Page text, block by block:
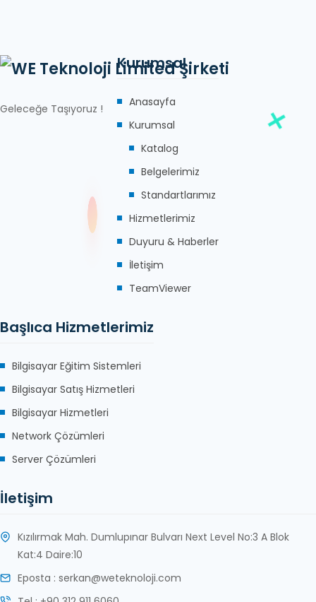
Geleceğe Taşıyoruz !
Kurumsal
Anasayfa
Kurumsal
Katalog
Belgelerimiz
Standartlarımız
Hizmetlerimiz
Duyuru & Haberler
İletişim
TeamViewer
Başlıca Hizmetlerimiz
Bilgisayar Eğitim Sistemleri
Bilgisayar Satış Hizmetleri
Bilgisayar Hizmetleri
Network Çözümleri
Server Çözümleri
İletişim
Kızılırmak Mah. Dumlupınar Bulvarı Next Level No:3 A Blok
Kat:4 Daire:10
Eposta : serkan@weteknoloji.com